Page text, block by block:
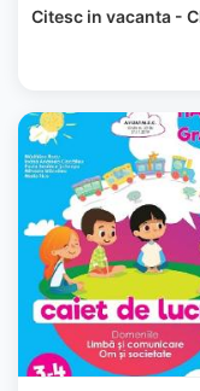
Citesc in vacanta -